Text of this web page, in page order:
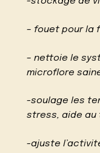
– fouet pour la
– nettoie le
microflore
-soulage les
stress, aide au
-ajuste